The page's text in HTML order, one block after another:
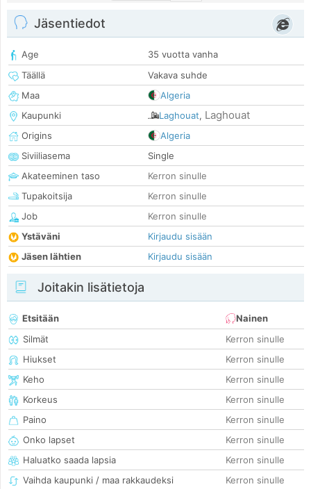
Jäsentiedot
Age
35 vuotta vanha
Täällä
Vakava suhde
Maa
Algeria
Kaupunki
Laghouat, Laghouat
Origins
Algeria
Siviiliasema
Single
Akateeminen taso
Kerron sinulle
Tupakoitsija
Kerron sinulle
Job
Kerron sinulle
Ystäväni
Kirjaudu sisään
Jäsen lähtien
Kirjaudu sisään
Joitakin lisätietoja
Etsitään
Nainen
Silmät
Kerron sinulle
Hiukset
Kerron sinulle
Keho
Kerron sinulle
Korkeus
Kerron sinulle
Paino
Kerron sinulle
Onko lapset
Kerron sinulle
Haluatko saada lapsia
Kerron sinulle
Vaihda kaupunki / maa rakkaudeksi
Kerron sinulle